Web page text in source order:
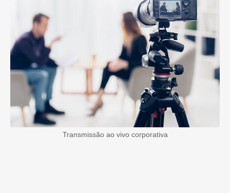
Transmissão ao vivo corporativa